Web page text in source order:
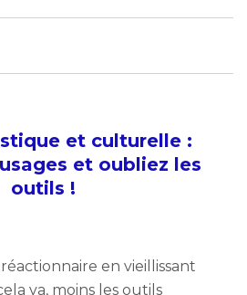
et culturelle :
et oubliez les
outils !
en vieillissant
va, moins les outils